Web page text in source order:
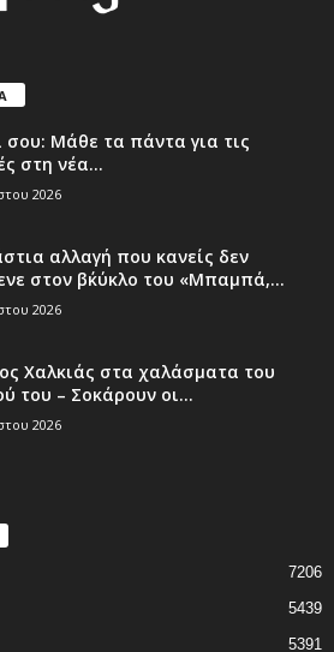
σου: Μάθε τα πάντα για τις
στη νέα...
2026
αλλαγή που κανείς δεν
στον β΄κύκλο του «Μπαμπά,...
2026
Χαλκιάς στα χαλάσματα του
του – Σοκάρουν οι...
2026
7206
5439
5391